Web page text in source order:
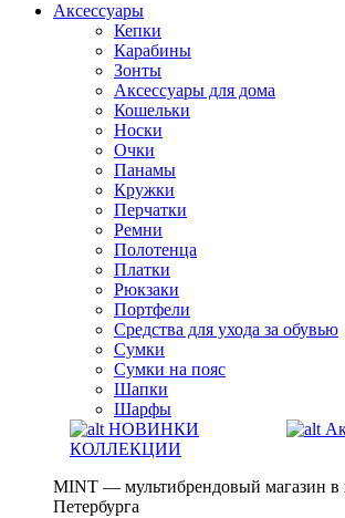
Аксессуары
Кепки
Карабины
Зонты
Аксессуары для дома
Кошельки
Носки
Очки
Панамы
Кружки
Перчатки
Ремни
Полотенца
Платки
Рюкзаки
Портфели
Средства для ухода за обувью
Сумки
Сумки на пояс
Шапки
Шарфы
НОВИНКИ
КОЛЛЕКЦИИ
MINT — мультибрендовый магазин в
Петербурга